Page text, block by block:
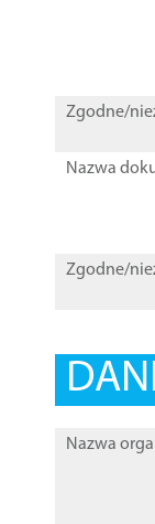
Zgodne/
Nazwa
Zgodne/
Nazwa